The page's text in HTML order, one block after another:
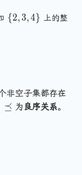
q
\
4
\
}
{2, 3, 4} 上的整
非空子集都存在
\
⪯ 为 良序关系。